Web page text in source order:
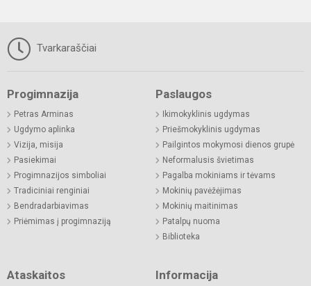
Tvarkaraščiai
Progimnazija
Petras Arminas
Ugdymo aplinka
Vizija, misija
Pasiekimai
Progimnazijos simboliai
Tradiciniai renginiai
Bendradarbiavimas
Priėmimas į progimnaziją
Paslaugos
Ikimokyklinis ugdymas
Priešmokyklinis ugdymas
Pailgintos mokymosi dienos grupė
Neformalusis švietimas
Pagalba mokiniams ir tėvams
Mokinių pavėžėjimas
Mokinių maitinimas
Patalpų nuoma
Biblioteka
Ataskaitos Informacija